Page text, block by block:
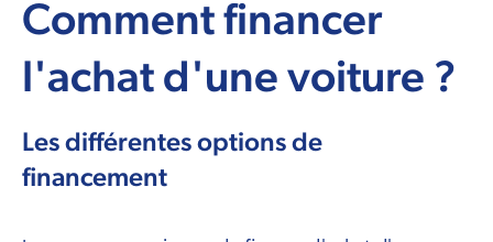
Comment financer
l'achat d'une voiture ?
Les différentes options de
financement